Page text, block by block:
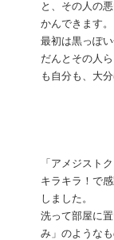
と、その人の
かんできます。
最初は黒っぽ
だんとその人
も自分も、大
「アメジスト
キラキラ！で
しました。
洗って部屋に
み」のような